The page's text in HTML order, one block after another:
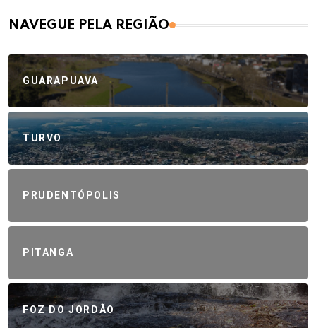
NAVEGUE PELA REGIÃO
GUARAPUAVA
TURVO
PRUDENTÓPOLIS
PITANGA
FOZ DO JORDÃO